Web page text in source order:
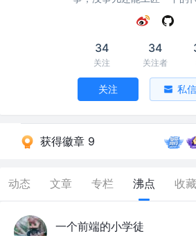
34
关注
34
关注者
关注 私信
获得徽章 9
动态 文章 专栏 沸点 收
一个前端的小学徒